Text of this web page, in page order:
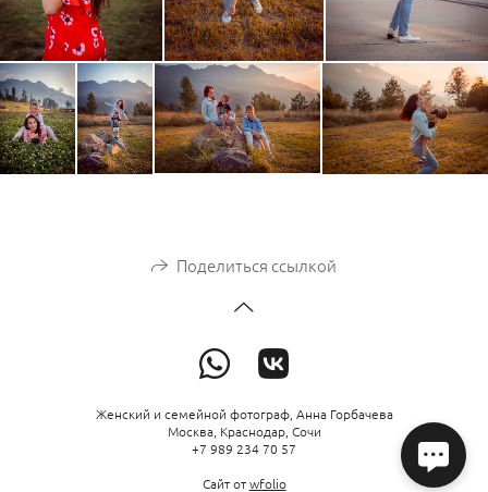
Поделиться ссылкой
Женский и семейной фотограф, Анна Горбачева
Москва, Краснодар, Сочи
+7 989 234 70 57
Сайт отwfolio